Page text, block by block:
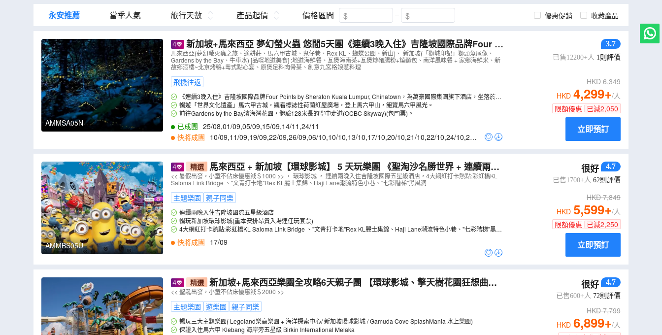
永安推薦 當季人氣 旅行天數 產品起價 價格區間 優惠促銷 收藏產品
AMMSA05N
新加坡+馬來西亞 夢幻螢火蟲 悠閒5天團《連續3晚入住》吉隆坡國際品牌Four P
oints by Sheraton Kuala Lumpur, Chinatown（AMMSA05N）
馬來西亞(夢幻螢火蟲之旅、適耕莊、馬六甲古城、鬼仔巷、Rex KL、蝴蝶公園、新山)、 新加坡(「獅城印記」獅頭魚尾像、
Gardens by the Bay、牛車水) [品嚐地道美食] :地道海鮮餐、瓦煲海南茶+瓦煲炒豬腸粉+燒麵包、南洋風味餐 + 家鄉海鮮米、新
故鄉酒樓~北京烤鴨+粵式點心宴、原煲足料肉骨茶、創意九宮格娘惹料理
飛機往返
《連續3晚入住》吉隆坡國際品牌Four Points by Sheraton Kuala Lumpur, Chinatown，為萬豪國際集團旗下酒店，坐落於吉
隆坡充滿歷史底蘊與人文氣息的茨廠街（Chinatown）核心地帶，地理位置優越，步行即可探索豐富的歷史建築與新潮小店，包
括茨廠街、鬼仔巷、中央藝術坊等購買傳統工藝品和紀念品的絕佳去處。
暢遊「世界文化遺產」馬六甲古城，觀看標誌性荷蘭紅屋廣場，登上馬六甲山，飽覽馬六甲風光。
前往Gardens by the Bay濱海灣花園，體驗128米長的空中走道(OCBC Skyway)(包門票)。
已成團 25/08,01/09,05/09,15/09,14/11 ,24/11
快將成團 10/09,11/09,19/09,22/09,26/09,06/10,10/10,13/10,17/10,20/10,21/10,22/10,24/10,27/1
3.7
已售12200+人 1則評價
HKD6,349
HKD 4,299+/人
限額優惠 已減2,050
立即預訂
AMMBS05U
精選 馬來西亞 + 新加坡【環球影城】 5 天玩樂團 《聖淘沙名勝世界 + 連續兩晚
入住吉隆坡國際五星級酒店 》（AMMBS05U）
<< 暑假出發，小童不佔床優惠減＄1000 >> ， 環球影城 ， 連續兩晚入住吉隆坡國際五星級酒店，4大網紅打卡熱點:彩虹橋KL
Saloma Link Bridge 、"文青打卡地"Rex KL麗士集錦、Haji Lane潮流特色小巷、"七彩階梯"黑風洞
主題樂園 親子同樂
連續兩晚入住吉隆坡國際五星級酒店
暢玩新加坡環球影城(重本安排昂貴入場連任玩套票)
4大網紅打卡熱點:彩虹橋KL Saloma Link Bridge 、"文青打卡地"Rex KL麗士集錦、Haji Lane潮流特色小巷、"七彩階梯"黑風
快將成團 17/09
很好 4.7
已售1700+人 62則評價
HKD7,849
HKD 5,599+/人
限額優惠 已減2,250
立即預訂
精選 新加坡+馬來西亞樂園全攻略6天親子團 【環球影城、擎天樹花園狂想曲燈
光Show、Legoland樂高樂園、全新水上樂園 Gamuda Cove SplashMania】
MBS06U）
<< 聖誕出發，小童不佔床優惠減＄2000 >>
主題樂園 遊樂園 親子同樂
暢玩三大主題樂園( Legoland樂高樂園 + 海洋探索中心/ 新加坡環球影城 / Gamuda Cove SplashMania 水上樂園)
保證入住馬六甲 Klebang 海岸旁五星級 Birkin International Melaka
很好 4.7
已售600+人 72則評價
HKD7,799
HKD 6,899+/人